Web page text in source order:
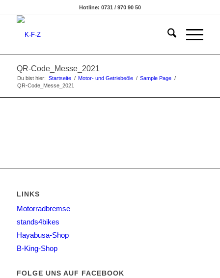
Hotline: 0731 / 970 90 50
QR-Code_Messe_2021
Du bist hier: Startseite / Motor- und Getriebeöle / Sample Page /
QR-Code_Messe_2021
LINKS
Motorradbremse
stands4bikes
Hayabusa-Shop
B-King-Shop
FOLGE UNS AUF FACEBOOK